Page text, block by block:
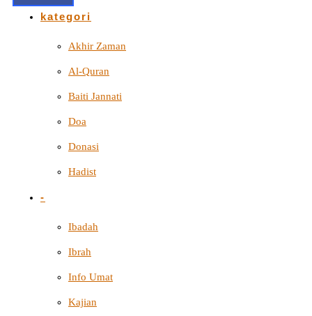
kategori
Akhir Zaman
Al-Quran
Baiti Jannati
Doa
Donasi
Hadist
-
Ibadah
Ibrah
Info Umat
Kajian